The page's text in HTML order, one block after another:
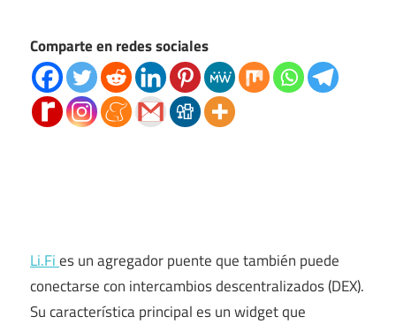
Comparte en redes sociales
Li.Fies un agregador puente que también puede
conectarse con intercambios descentralizados (DEX).
Su característica principal es un widget que